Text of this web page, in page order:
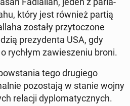
który jest również partią
zostały przy­to­czo­ne
pre­zy­den­ta USA, gdy
rychłym za­wie­sze­niu broni.
tego dru­gie­go
po­zo­sta­ją w stanie wojny
relacji dy­plo­ma­tycz­nych.